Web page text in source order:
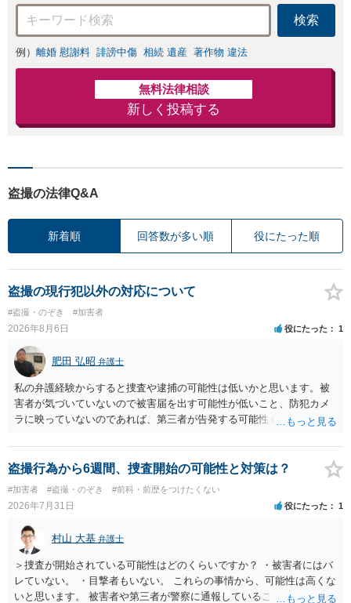
力。少年事件／告訴・告
検索
例） 離婚 慰謝料 誹謗中傷 相続 遺産 著作物 違法
無料法律相談
新しく投稿する
盗撮の法律Q&A
新着順 回答数が多い順 役にたった順
盗撮の現行犯以外の対応について
#盗撮・のぞき #加害者
2026年8月6日 役にたった 1
肥田 弘昭 弁護士
私の弁護経験からすると捜査や逮捕の可能性は低いかと思います。被
害者が気づいていないので被害届を出す可能性が低いこと、防犯カメ
ラに映っていないのであれば、第三者が告発する可能性も低いこと、
座る女性を盗撮(全体像写真1枚と5秒程度の動画)してしまいました。下
着や胸など強調したものではありません。」とありますが、少なくと
も捜査段階では性的姿態等撮影罪の被疑事実で逮捕勾留されるケース
が私の弁護経験では多くなった印象です（最終的には不起訴ないし各
都道府県の迷惑防止条例違反になることもあります）。2度としないこ
とをお勧めいたします。ご参考にしてください。
盗撮行為から6週間、捜査開始の可能性と対策は？
#加害者 #盗撮・のぞき #前科・前歴をつけたくない
2026年7月31日 役にたった 1
村山 大基 弁護士
＞捜査が開始されている可能性はどのくらいですか？ ・被害者にはバ
レていない。 ・目撃者もいない。 これらの事情から、可能性は高くな
いと思います。 被害者や第三者が警察に通報していることは考えにく